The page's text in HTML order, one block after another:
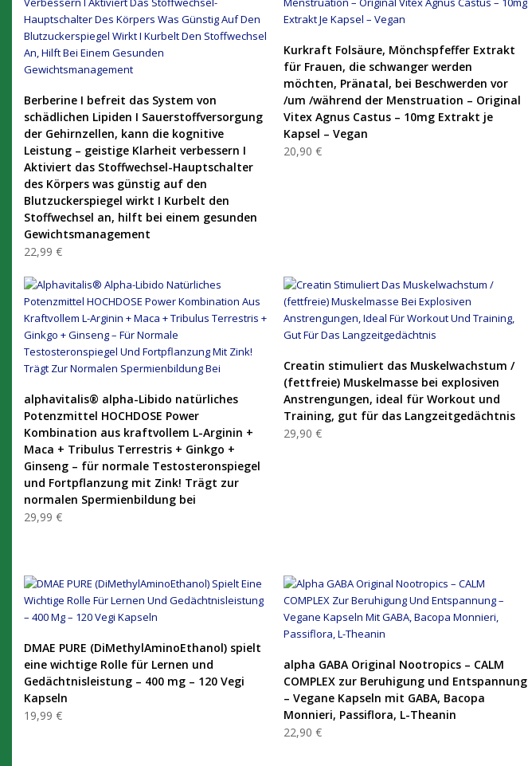
PRODUKT KAUFEN
Berberine I befreit das System von
schädlichen Lipiden I Sauerstoffversorgung
der Gehirnzellen, kann die kognitive
Leistung – geistige Klarheit verbessern I
Aktiviert das Stoffwechsel-Hauptschalter
des Körpers was günstig auf den
Blutzuckerspiegel wirkt I Kurbelt den
Stoffwechsel an, hilft bei einem gesunden
Gewichtsmanagement
22,99 €
PRODUKT KAUFEN
Kurkraft Folsäure, Mönchspfeffer Extrakt
für Frauen, die schwanger werden
möchten, Pränatal, bei Beschwerden vor
/um /während der Menstruation – Original
Vitex Agnus Castus – 10mg Extrakt je
Kapsel – Vegan
20,90 €
PRODUKT KAUFEN
alphavitalis® alpha-Libido natürliches
Potenzmittel HOCHDOSE Power
Kombination aus kraftvollem L-Arginin +
Maca + Tribulus Terrestris + Ginkgo +
Ginseng – für normale Testosteronspiegel
und Fortpflanzung mit Zink! Trägt zur
normalen Spermienbildung bei
29,99 €
PRODUKT KAUFEN
Creatin stimuliert das Muskelwachstum /
(fettfreie) Muskelmasse bei explosiven
Anstrengungen, ideal für Workout und
Training, gut für das Langzeitgedächtnis
29,90 €
PRODUKT KAUFEN
DMAE PURE (DiMethylAminoEthanol) spielt
eine wichtige Rolle für Lernen und
Gedächtnisleistung – 400 mg – 120 Vegi
Kapseln
19,99 €
PRODUKT KAUFEN
alpha GABA Original Nootropics – CALM
COMPLEX zur Beruhigung und Entspannung
– Vegane Kapseln mit GABA, Bacopa
Monnieri, Passiflora, L-Theanin
22,90 €